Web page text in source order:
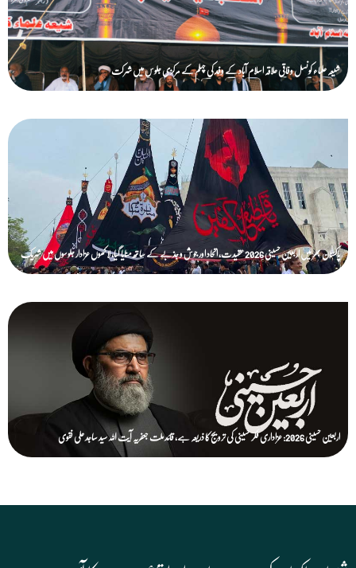
شیعہ علماء کونسل وفاقی علاقہ اسلام آباد کے وفد کی چہلم کے مرکزی جلوس میں شرکت
پاکستان بھر میں اربعین حسینی 2026 عقیدت، اتحاد اور جوش و جذبے کے ساتھ منایا گیا، لاکھوں عزادار جلوسوں میں شریک
اربعین حسینی 2026: عزاداری فکر حسینی کی ترویج کا ذریعہ ہے، قائد ملت جعفریہ آیت اللہ سید ساجد علی نقوی